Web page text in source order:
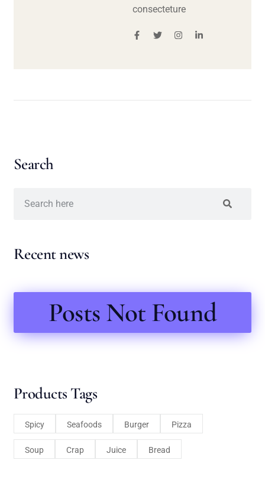
consecteture
Search
Recent news
Posts Not Found
Products Tags
Spicy Seafoods Burger Pizza
Soup Crap Juice Bread